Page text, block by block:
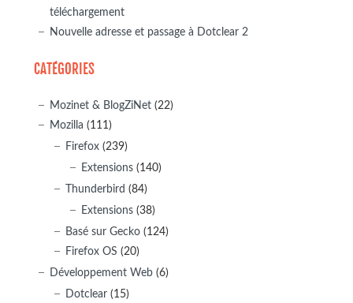
téléchargement
Nouvelle adresse et passage à Dotclear 2
CATÉGORIES
Mozinet & BlogZiNet (22)
Mozilla (111)
Firefox (239)
Extensions (140)
Thunderbird (84)
Extensions (38)
Basé sur Gecko (124)
Firefox OS (20)
Développement Web (6)
Dotclear (15)